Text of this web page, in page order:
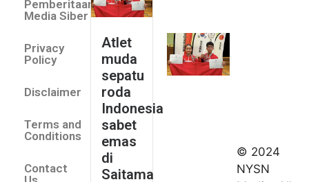
Pemberitaan
Media Siber
Privacy
Policy
Disclaimer
Terms and
Conditions
Contact
Atlet
muda
sepatu
roda
Indonesia
sabet
emas
di
Saitama
2026
Indonesia
kirim tiga
© 2024
NYSN